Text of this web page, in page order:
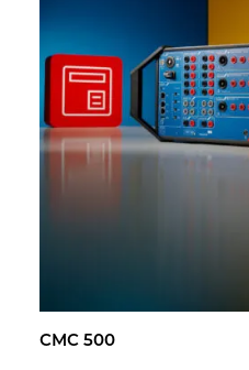
CMC 500